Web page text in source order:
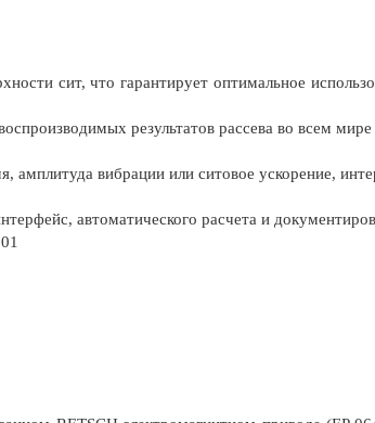
сит, что гарантирует оптимальное
результатов рассева во всем мире
вибрации или ситовое ускорение,
автоматического расчета и